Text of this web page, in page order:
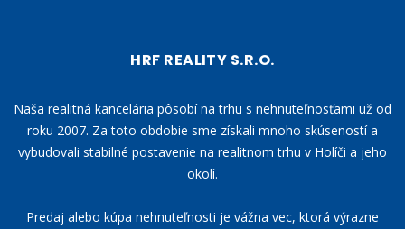
HRF REALITY S.R.O.
Naša realitná kancelária pôsobí na trhu s nehnuteľnosťami už od
roku 2007. Za toto obdobie sme získali mnoho skúseností a
vybudovali stabilné postavenie na realitnom trhu v Holíči a jeho
okolí.
Predaj alebo kúpa nehnuteľnosti je vážna vec, ktorá výrazne